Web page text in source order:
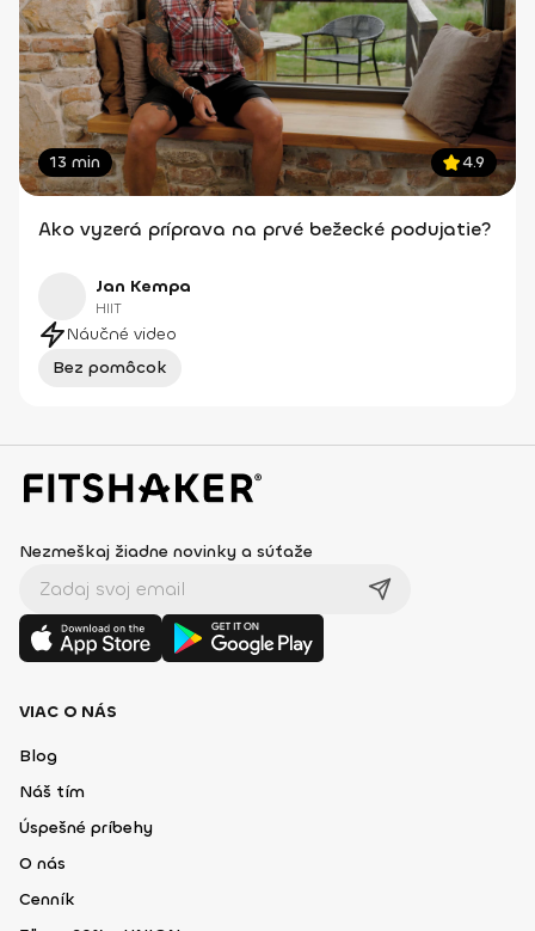
13 min 4.9
Ako vyzerá príprava na prvé bežecké podujatie?
Jan Kempa
HIIT
Náučné video
Bez pomôcok
Nezmeškaj žiadne novinky a súťaže
VIAC O NÁS
Blog
Náš tím
Úspešné príbehy
O nás
Cenník